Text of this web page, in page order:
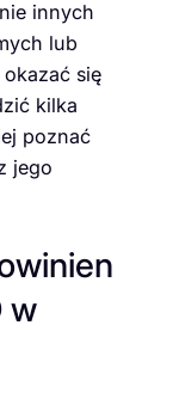
innych
lub
się
kilka
poznać
jego
w